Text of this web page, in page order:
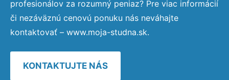
profesionálov za rozumný peniaz? Pre viac informácií
či nezáväznú cenovú ponuku nás neváhajte
kontaktovať – www.moja-studna.sk.
KONTAKTUJTE NÁS